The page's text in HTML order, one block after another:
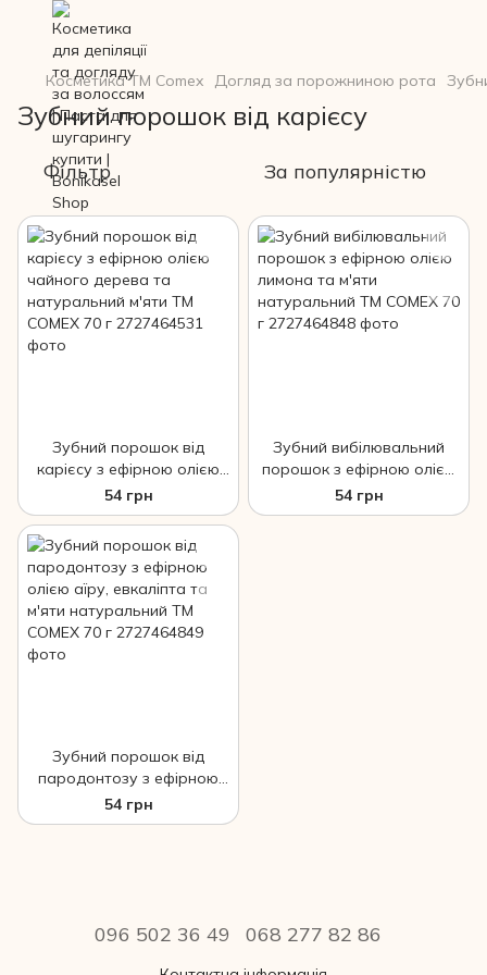
Косметика ТМ Comex Догляд за порожниною рота
Зубний порошок від карієсу
Фільтр За популярністю
Зубний порошок від
карієсу з ефірною олією
чайного дерева та
натуральний м'яти ТМ
54 грн
Зубний вибілювальний
порошок з ефірною олією
лимона та м'яти
натуральний ТМ COMEX 70
54 грн
Зубний порошок від
пародонтозу з ефірною
олією аїру, евкаліпта та
м'яти натуральний ТМ
54 грн
096 502 36 49 068 277 82 86